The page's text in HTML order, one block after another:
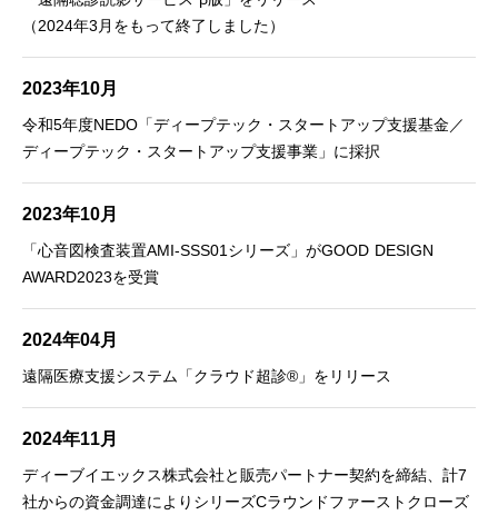
（2024年3月をもって終了しました）
2023年10月
令和5年度NEDO「ディープテック・スタートアップ支援基金／
ディープテック・スタートアップ支援事業」に採択
2023年10月
「心音図検査装置AMI-SSS01シリーズ」がGOOD DESIGN
AWARD2023を受賞
2024年04月
遠隔医療支援システム「クラウド超診®︎」をリリース
2024年11月
ディーブイエックス株式会社と販売パートナー契約を締結、計7
社からの資金調達によりシリーズCラウンドファーストクローズ